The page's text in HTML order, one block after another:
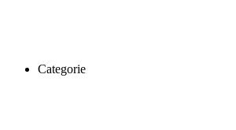
Categorie